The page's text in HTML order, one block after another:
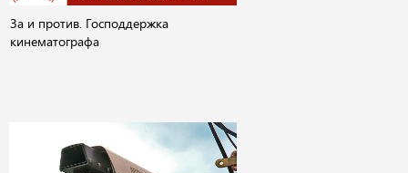
За и против. Господдержка
кинематографа